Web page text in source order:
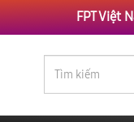
FPT Việt